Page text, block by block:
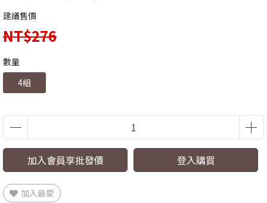
建議售價
NT$276
數量
4組
加入會員享批發價 登入購買
加入最愛